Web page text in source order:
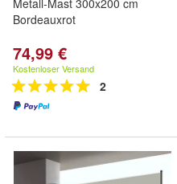
Metall-Mast 300x200 cm
Bordeauxrot
74,99 €
Kostenloser Versand
2